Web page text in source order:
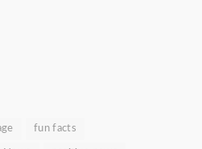
fun facts